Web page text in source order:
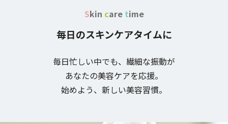
Skin care time
毎日のスキンケアタイムに
毎日忙しい中でも、 繊細な振動が
あなたの美容ケアを応援。
始めよう、新しい美容習慣。